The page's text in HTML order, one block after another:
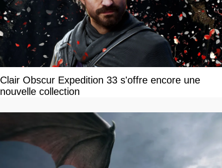
Clair Obscur Expedition 33 s'offre encore une
nouvelle collection